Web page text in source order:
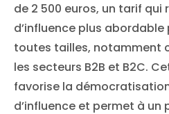
de 2 500 euros, un tarif qui
d’influence plus
toutes tailles, notamment
les secteurs B2B et B2C.
favorise la
d’influence et permet à un